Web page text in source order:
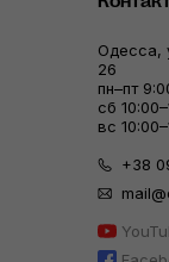
Одесса,
26
пн–пт
сб
вс
+38